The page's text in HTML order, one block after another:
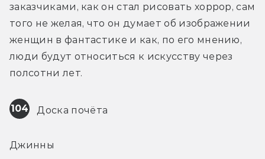
заказчиками, как он стал рисовать хоррор, сам
того не желая, что он думает об изображении
женщин в фантастике и как, по его мнению,
люди будут относиться к искусству через
полсотни лет.
104 Доска почёта
Джинны